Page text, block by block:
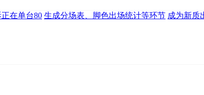
在单台80 生成分场表、脚色出场统计等环节 成为新质